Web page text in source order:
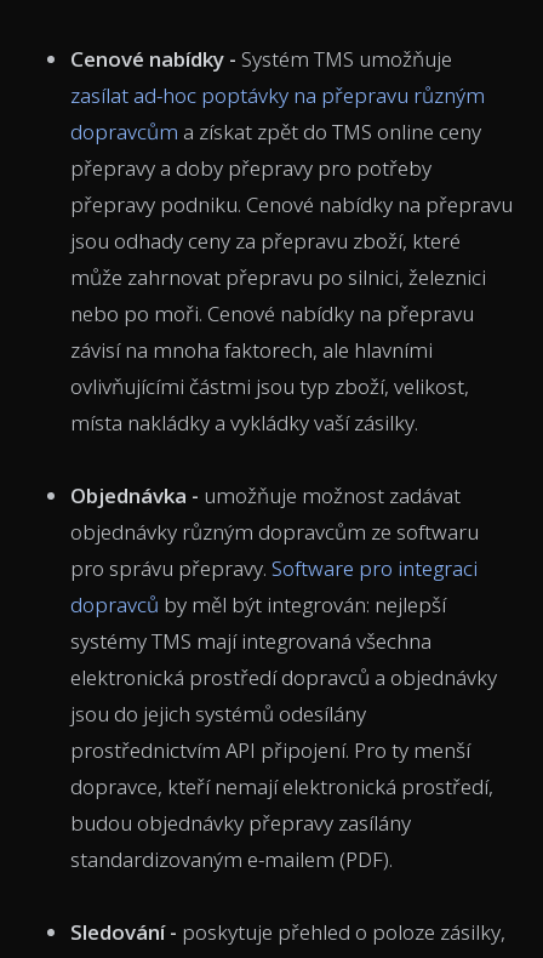
Cenové nabídky - Systém TMS umožňuje
zasílat ad-hoc poptávky na přepravu různým
dopravcům a získat zpět do TMS online ceny
přepravy a doby přepravy pro potřeby
přepravy podniku. Cenové nabídky na přepravu
jsou odhady ceny za přepravu zboží, které
může zahrnovat přepravu po silnici, železnici
nebo po moři. Cenové nabídky na přepravu
závisí na mnoha faktorech, ale hlavními
ovlivňujícími částmi jsou typ zboží, velikost,
místa nakládky a vykládky vaší zásilky.
Objednávka - umožňuje možnost zadávat
objednávky různým dopravcům ze softwaru
pro správu přepravy. Software pro integraci
dopravců by měl být integrován: nejlepší
systémy TMS mají integrovaná všechna
elektronická prostředí dopravců a objednávky
jsou do jejich systémů odesílány
prostřednictvím API připojení. Pro ty menší
dopravce, kteří nemají elektronická prostředí,
budou objednávky přepravy zasílány
standardizovaným e-mailem (PDF).
Sledování - poskytuje přehled o poloze zásilky,